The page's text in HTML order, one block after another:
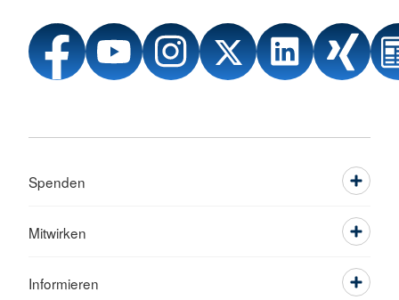
Spenden
Mitwirken
Informieren